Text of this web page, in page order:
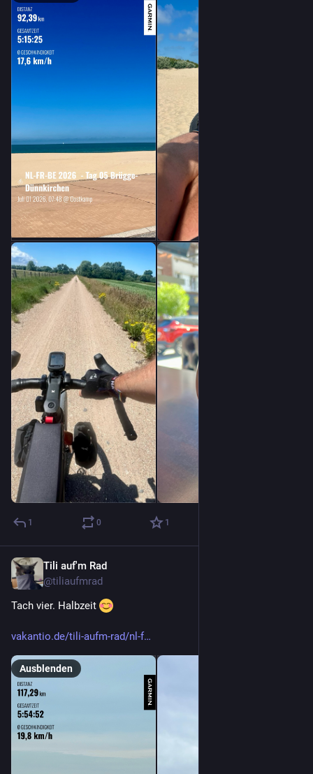
1 0 1
Tili auf'm Rad
@tiliaufmrad
Tach vier. Halbzeit
vakantio.de/tili-aufm-rad/nl-f
Ausblenden